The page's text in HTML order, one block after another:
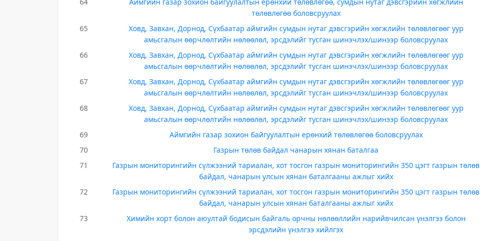
төлөвлөгөө боловсруулах
65
Ховд, Завхан, Дорнод, Сүхбаатар аймгийн сумдын нутаг дэвсгэрийн хөгжлийн төлөвлөгөөг уур
амьсгалын өөрчлөлтийн нөлөөлөл, эрсдэлийг тусган шинэчлэх/шинээр боловсруулах
66
Ховд, Завхан, Дорнод, Сүхбаатар аймгийн сумдын нутаг дэвсгэрийн хөгжлийн төлөвлөгөөг уур
амьсгалын өөрчлөлтийн нөлөөлөл, эрсдэлийг тусган шинэчлэх/шинээр боловсруулах
67
Ховд, Завхан, Дорнод, Сүхбаатар аймгийн сумдын нутаг дэвсгэрийн хөгжлийн төлөвлөгөөг уур
амьсгалын өөрчлөлтийн нөлөөлөл, эрсдэлийг тусган шинэчлэх/шинээр боловсруулах
68
Ховд, Завхан, Дорнод, Сүхбаатар аймгийн сумдын нутаг дэвсгэрийн хөгжлийн төлөвлөгөөг уур
амьсгалын өөрчлөлтийн нөлөөлөл, эрсдэлийг тусган шинэчлэх/шинээр боловсруулах
69 Аймгийн газар зохион байгуулалтын ерөнхий төлөвлөгөө боловсруулах
70
Газрын төлөв байдал чанарын хянан баталгаа
71
Газрын мониторингийн сүлжээний тариалан, хот тосгон газрын мониторингийн 350 цэгт газрын төлөв
байдал, чанарын улсын хянан баталгааны ажлыг хийх
72
Газрын мониторингийн сүлжээний тариалан, хот тосгон газрын мониторингийн 350 цэгт газрын төлөв
байдал, чанарын улсын хянан баталгааны ажлыг хийх
73
Химийн хорт болон аюултай бодисын байгаль орчны нөлөөллийн нарийвчилсан үнэлгээ болон
эрсдэлийн үнэлгээ хийлгэх